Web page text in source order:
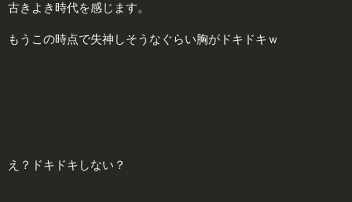
古きよき時代を感じます。
もうこの時点で失神しそうなぐらい胸がドキドキｗ
え？ドキドキしない？